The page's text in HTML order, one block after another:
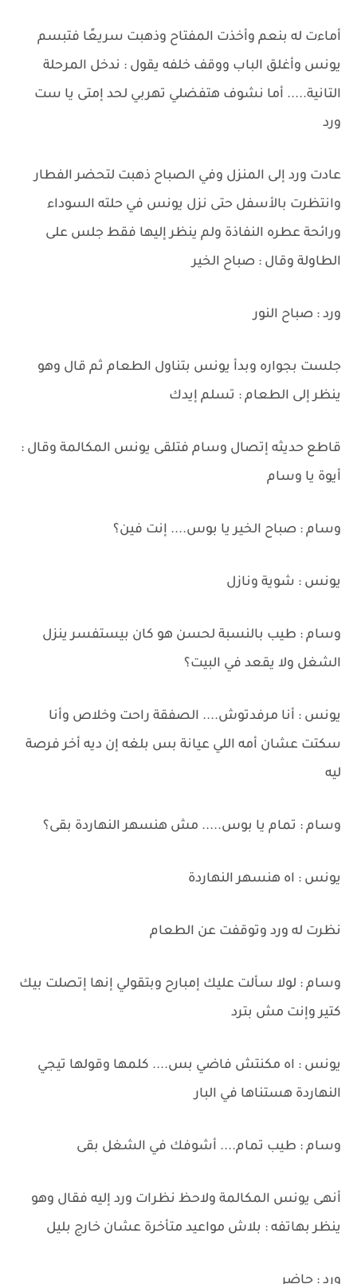
أماءت له بنعم وأخذت المفتاح وذهبت سريعًا فتبسم
يونس وأغلق الباب ووقف خلفه يقول : ندخل المرحلة
التانية..... أما نشوف هتفضلي تهربي لحد إمتى يا ست
ورد
عادت ورد إلى المنزل وفي الصباح ذهبت لتحضر الفطار
وانتظرت بالأسفل حتى نزل يونس في حلته السوداء
ورائحة عطره النفاذة ولم ينظر إليها فقط جلس على
الطاولة وقال : صباح الخير
ورد : صباح النور
جلست بجواره وبدأ يونس بتناول الطعام ثم قال وهو
ينظر إلى الطعام : تسلم إيدك
قاطع حديثه إتصال وسام فتلقى يونس المكالمة وقال :
أيوة يا وسام
وسام : صباح الخير يا بوس.... إنت فين؟
يونس : شوية ونازل
وسام : طيب بالنسبة لحسن هو كان بيستفسر ينزل
الشغل ولا يقعد في البيت؟
يونس : أنا مرفدتوش.... الصفقة راحت وخلاص وأنا
سكتت عشان أمه اللي عيانة بس بلغه إن ديه أخر فرصة
ليه
وسام : تمام يا بوس..... مش هنسهر النهاردة بقى؟
يونس : اه هنسهر النهاردة
نظرت له ورد وتوقفت عن الطعام
وسام : لولا سألت عليك إمبارح وبتقولي إنها إتصلت بيك
كتير وإنت مش بترد
يونس : اه مكنتش فاضي بس.... كلمها وقولها تيجي
النهاردة هستناها في البار
وسام : طيب تمام.... أشوفك في الشغل بقى
أنهى يونس المكالمة ولاحظ نظرات ورد إليه فقال وهو
ينظر بهاتفه : بلاش مواعيد متأخرة عشان خارج بليل
ورد : حاضر